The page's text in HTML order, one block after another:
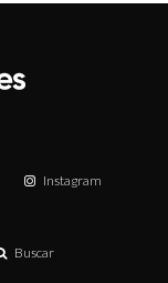
Instagram
Buscar